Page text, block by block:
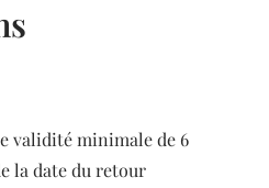
validité minimale de 6
la date du retour